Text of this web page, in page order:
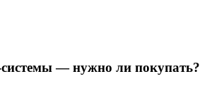
— нужно ли покупать?